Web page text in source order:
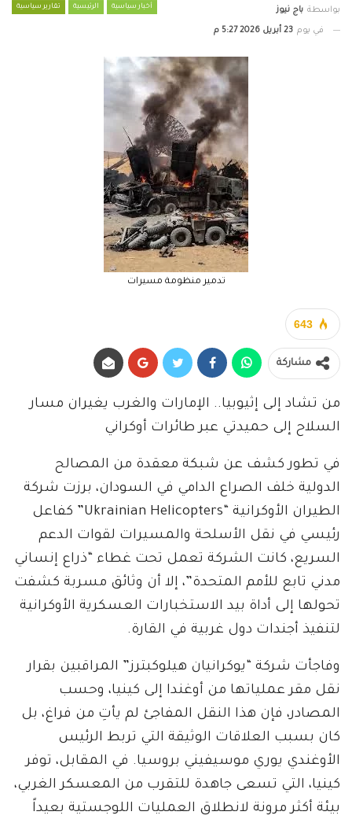
أخبار سياسية الرئيسية تقارير سياسية بواسطة باج نيوز
في يوم 23 أبريل 2026 5:27 م
تدمير منظومة مسيرات
643
مشاركة
من تشاد إلى إثيوبيا.. الإمارات والغرب يغيران مسار
السلاح إلى حميدتي عبر طائرات أوكراني
في تطور كشف عن شبكة معقدة من المصالح
الدولية خلف الصراع الدامي في السودان، برزت شركة
الطيران الأوكرانية “Ukrainian Helicopters” كفاعل
رئيسي في نقل الأسلحة والمسيرات لقوات الدعم
السريع، كانت الشركة تعمل تحت غطاء “ذراع إنساني
مدني تابع للأمم المتحدة”، إلا أن وثائق مسربة كشفت
تحولها إلى أداة بيد الاستخبارات العسكرية الأوكرانية
لتنفيذ أجندات دول غربية في القارة.
وفاجأت شركة “يوكرانيان هيلوكبترز” المراقبين بقرار
نقل مقر عملياتها من أوغندا إلى كينيا، وحسب
المصادر، فإن هذا النقل المفاجئ لم يأتِ من فراغ، بل
كان بسبب العلاقات الوثيقة التي تربط الرئيس
الأوغندي يوري موسيفيني بروسيا. في المقابل، توفر
كينيا، التي تسعى جاهدة للتقرب من المعسكر الغربي،
بيئة أكثر مرونة لانطلاق العمليات اللوجستية بعيداً